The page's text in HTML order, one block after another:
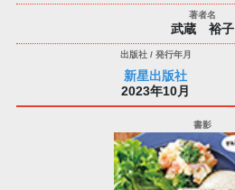
武蔵 裕子
新星出版社
2023年10月